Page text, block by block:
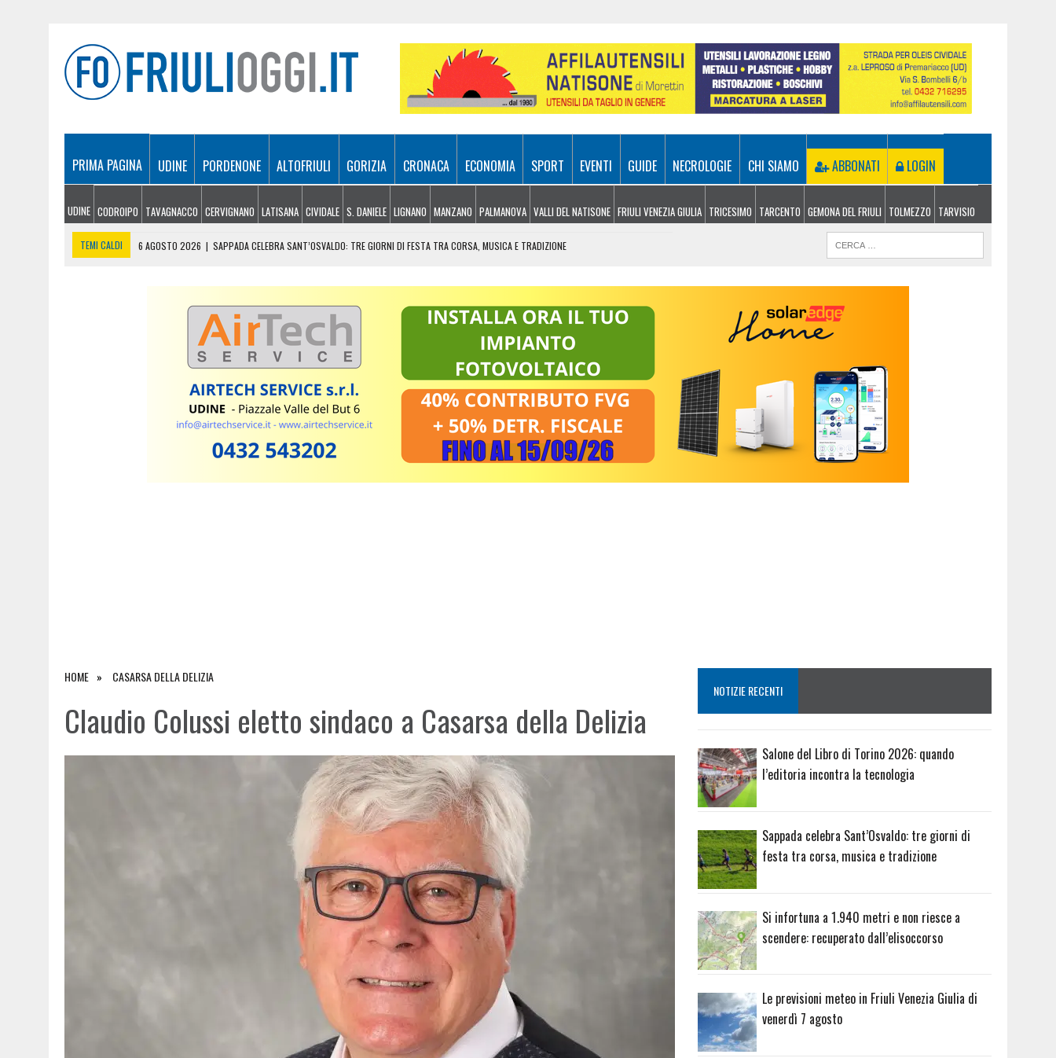
PRIMA PAGINA UDINE PORDENONE ALTOFRIULI GORIZIA CRONACA ECONOMIA SPORT EVENTI GUIDE NECROLOGIE CHI SIAMO ABBONATI LOGIN
UDINE CODROIPO TAVAGNACCO CERVIGNANO LATISANA CIVIDALE S. DANIELE LIGNANO MANZANO PALMANOVA VALLI DEL NATISONE FRIULI VENEZIA GIULIA TRICESIMO TARCENTO GEMONA DEL FRIULI TOLMEZZO TARVISIO
TEMI CALDI 6 AGOSTO 2026 | SAPPADA CELEBRA SANT’OSVALDO: TRE GIORNI DI FESTA TRA CORSA, MUSICA E TRADIZIONE
PRECIPITA COL PARAPENDIO: 25ENNE RESTA SOSPESA A 10 METRI DA TERRA
SALONE DEL LIBRO DI TORINO 2026: QUANDO L’EDITORIA INCONTRA LA TECNOLOGIA
HOME CASARSA DELLA DELIZIA
Claudio Colussi eletto sindaco a Casarsa della Delizia
NOTIZIE RECENTI
Salone del Libro di Torino 2026: quando
l’editoria incontra la tecnologia
Sappada celebra Sant’Osvaldo: tre giorni di
festa tra corsa, musica e tradizione
Si infortuna a 1.940 metri e non riesce a
scendere: recuperato dall’elisoccorso
Le previsioni meteo in Friuli Venezia Giulia di
venerdì 7 agosto